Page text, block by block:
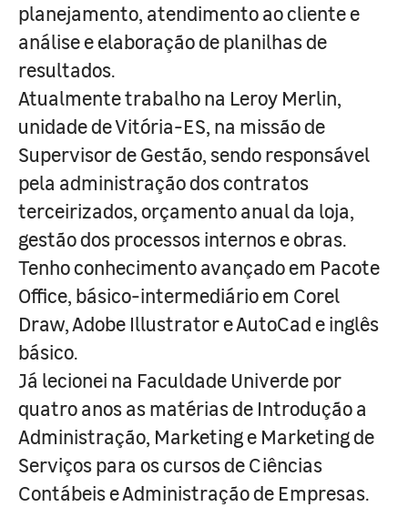
planejamento, atendimento ao cliente e
análise e elaboração de planilhas de
resultados.
Atualmente trabalho na Leroy Merlin,
unidade de Vitória-ES, na missão de
Supervisor de Gestão, sendo responsável
pela administração dos contratos
terceirizados, orçamento anual da loja,
gestão dos processos internos e obras.
Tenho conhecimento avançado em Pacote
Office, básico-intermediário em Corel
Draw, Adobe Illustrator e AutoCad e inglês
básico.
Já lecionei na Faculdade Univerde por
quatro anos as matérias de Introdução a
Administração, Marketing e Marketing de
Serviços para os cursos de Ciências
Contábeis e Administração de Empresas.